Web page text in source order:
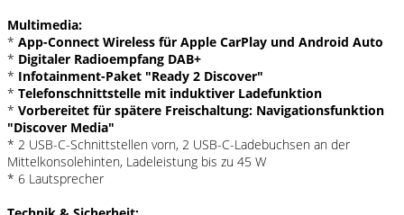
Multimedia:
* App-Connect Wireless für Apple CarPlay und Android Auto
* Digitaler Radioempfang DAB+
* Infotainment-Paket "Ready 2 Discover"
* Telefonschnittstelle mit induktiver Ladefunktion
* Vorbereitet für spätere Freischaltung: Navigationsfunktion
"Discover Media"
* 2 USB-C-Schnittstellen vorn, 2 USB-C-Ladebuchsen an der
Mittelkonsolehinten, Ladeleistung bis zu 45 W
* 6 Lautsprecher